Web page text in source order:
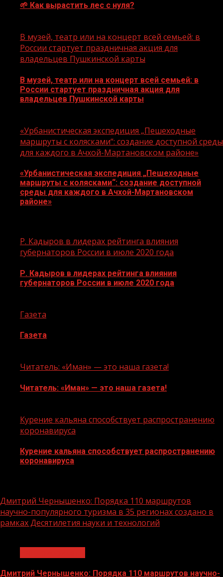
🌱 Как вырастить лес с нуля?
В музей, театр или на концерт всей семьей: в
России стартует праздничная акция для
владельцев Пушкинской карты
В музей, театр или на концерт всей семьей: в
России стартует праздничная акция для
владельцев Пушкинской карты
«Урбанистическая экспедиция „Пешеходные
маршруты с колясками“: создание доступной среды
для каждого в Ачхой-Мартановском районе»
«Урбанистическая экспедиция „Пешеходные
маршруты с колясками“: создание доступной
среды для каждого в Ачхой-Мартановском
районе»
Р. Кадыров в лидерах рейтинга влияния
губернаторов России в июле 2020 года
Р. Кадыров в лидерах рейтинга влияния
губернаторов России в июле 2020 года
Газета
Газета
Читатель: «Иман» — это наша газета!
Читатель: «Иман» — это наша газета!
Курение кальяна способствует распространению
коронавируса
Курение кальяна способствует распространению
коронавируса
Дмитрий Чернышенко: Порядка 110 маршрутов
научно-популярного туризма в 35 регионах создано в
рамках Десятилетия науки и технологий
Дмитрий Чернышенко: Порядка 110 маршрутов научно-